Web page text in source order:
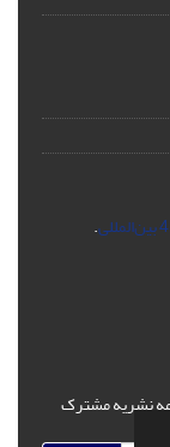
.
نشریه مشترک